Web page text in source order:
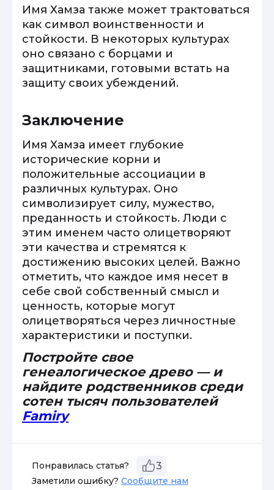
Имя Хамза также может трактоваться
как символ воинственности и
стойкости. В некоторых культурах
оно связано с борцами и
защитниками, готовыми встать на
защиту своих убеждений.
Заключение
Имя Хамза имеет глубокие
исторические корни и
положительные ассоциации в
различных культурах. Оно
символизирует силу, мужество,
преданность и стойкость. Люди с
этим именем часто олицетворяют
эти качества и стремятся к
достижению высоких целей. Важно
отметить, что каждое имя несет в
себе свой собственный смысл и
ценность, которые могут
олицетворяться через личностные
характеристики и поступки.
Постройте свое
генеалогическое древо — и
найдите родственников среди
сотен тысяч пользователей
Famiry
Понравилась статья? 3
Заметили ошибку? Сообщите нам